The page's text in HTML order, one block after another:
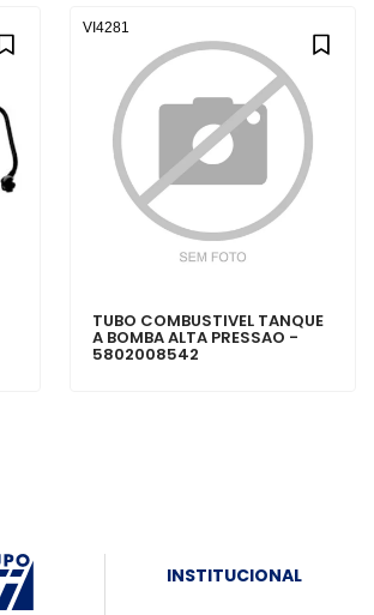
TUBO COMBUSTIVEL TANQUE
A BOMBA ALTA PRESSAO -
5802008542
VI4281
INSTITUCIONAL